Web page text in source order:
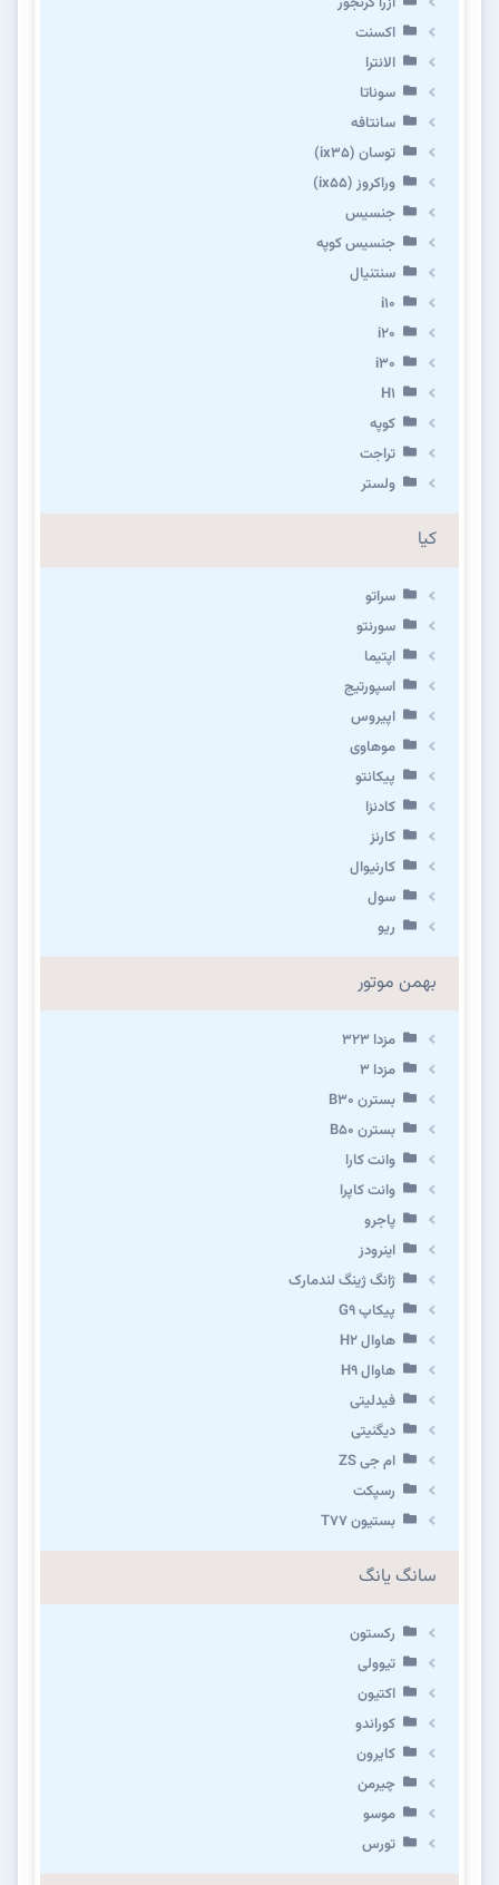
اکسنت
الانترا
سوناتا
سانتافه
توسان (ix35)
وراکروز (ix55)
جنسیس
جنسیس کوپه
سنتنیال
i10
i20
i30
H1
کوپه
تراجت
ولستر
کیا
سراتو
سورنتو
اپتیما
اسپورتیج
اپیروس
موهاوی
پیکانتو
کادنزا
کارنز
کارنیوال
سول
ریو
بهمن موتور
مزدا ۳۲۳
مزدا ۳
بسترن B۳۰
بسترن B۵۰
وانت کارا
وانت کاپرا
پاجرو
اینرودز
ژانگ ژینگ لندمارک
پیکاپ G۹
هاوال H۲
هاوال H۹
فیدلیتی
دیگنیتی
ام جی ZS
رسپکت
بستیون T۷۷
سانگ یانگ
رکستون
تیوولی
اکتیون
کوراندو
کایرون
چیرمن
موسو
تورس